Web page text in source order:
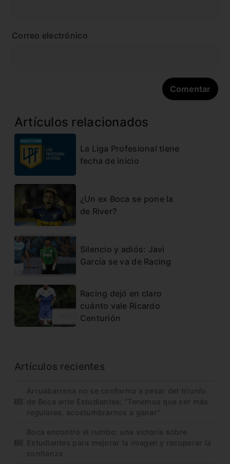
Correo electrónico
Artículos relacionados
La Liga Profesional tiene
fecha de inicio
¿Un ex Boca se pone la
de River?
Silencio y adiós: Javi
García se va de Racing
Racing dejó en claro
cuánto vale Ricardo
Centurión
Artículos recientes
Arruabarrena no se conforma a pesar del triunfo
de Boca ante Estudiantes: “Tenemos que ser más
regulares, acostumbrarnos a ganar”
Boca encontró el rumbo: una victoria sobre
Estudiantes para mejorar la imagen y recuperar la
confianza